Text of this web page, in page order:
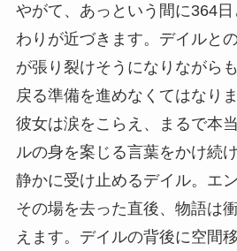
やがて、あっという間に364
わりが近づきます。デイルと
が張り裂けそうになりながら
戻る準備を進めなくてはなり
彼女は涙をこらえ、まるで本
ルの身を案じる言葉をかけ続
静かに受け止めるデイル。エ
その場を去った直後、物語は
えます。デイルの背後に空間